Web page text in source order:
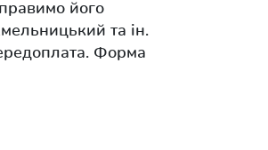
його
та ін.
Форма